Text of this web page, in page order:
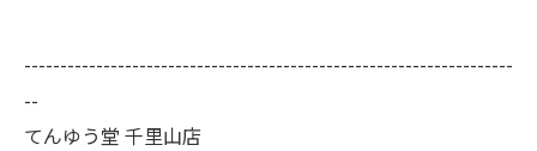
--------------------------------------------------------------------
--
てんゆう堂 千里山店